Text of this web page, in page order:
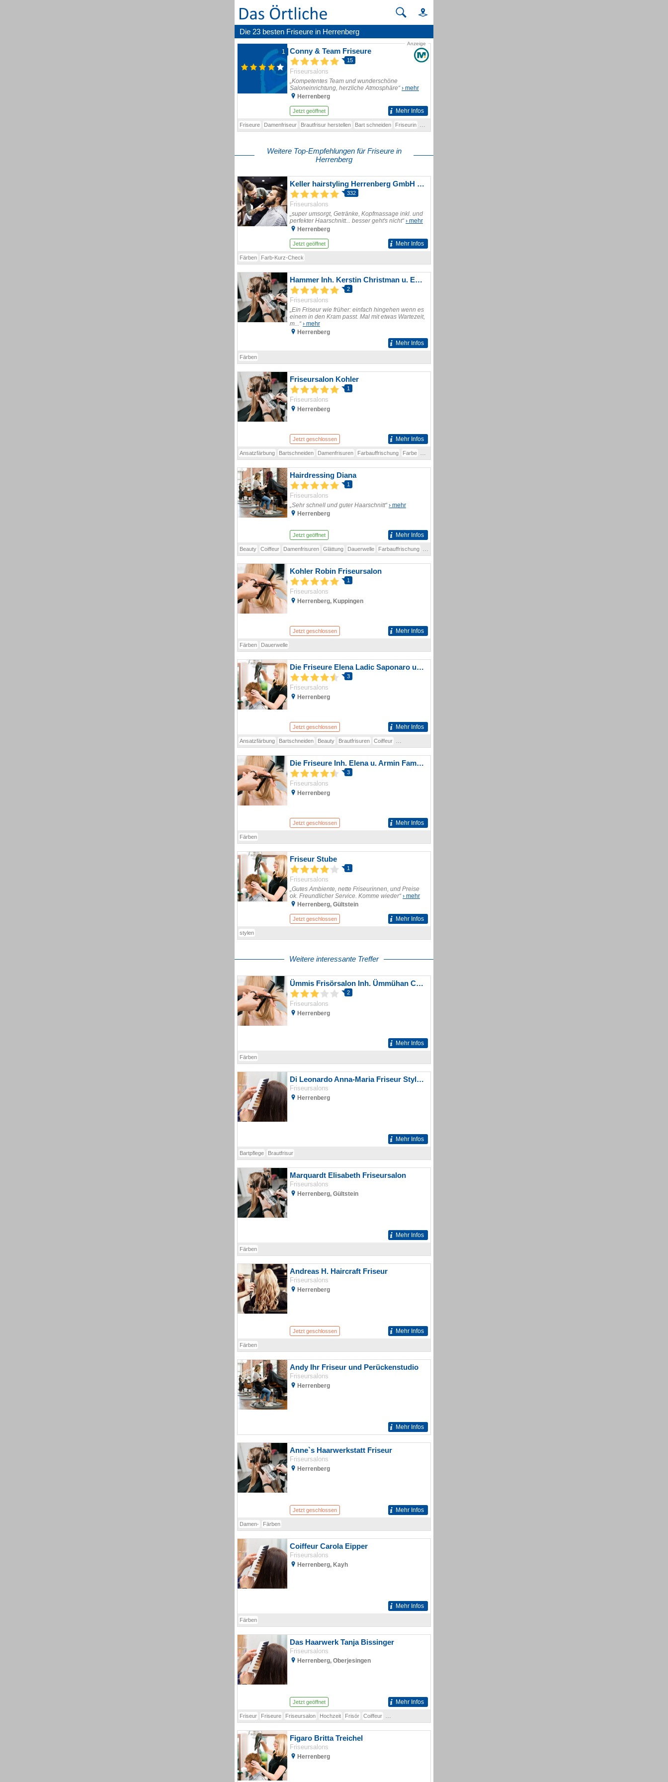
Die 23 besten Friseure in Herrenberg
Anzeige
1 Conny & Team Friseure
15
Friseursalons
„Kompetentes Team und wunderschöne
Saloneinrichtung, herzliche Atmosphäre“› mehr
Herrenberg
Jetzt geöffnet Mehr Infos
Friseure Damenfriseur Brautfrisur herstellen Bart schneiden Friseurin
Weitere Top-Empfehlungen für Friseure in
Herrenberg
Keller hairstyling Herrenberg GmbH Friseursalon
332
Friseursalons
„super umsorgt, Getränke, Kopfmassage inkl. und
perfekter Haarschnitt... besser geht's nicht“› mehr
Herrenberg
Jetzt geöffnet Mehr Infos
Färben Farb-Kurz-Check
Hammer Inh. Kerstin Christman u. Evelyn Hafemann Friseursalon
2
Friseursalons
„Ein Friseur wie früher: einfach hingehen wenn es
einem in den Kram passt. Mal mit etwas Wartezeit,
m...“› mehr
Herrenberg
Mehr Infos
Färben
Friseursalon Kohler
1
Friseursalons
Herrenberg
Jetzt geschlossen Mehr Infos
Ansatzfärbung Bartschneiden Damenfrisuren Farbauffrischung Farbe
Hairdressing Diana
1
Friseursalons
„Sehr schnell und guter Haarschnitt“› mehr
Herrenberg
Jetzt geöffnet Mehr Infos
Beauty Coiffeur Damenfrisuren Glättung Dauerwelle Farbauffrischung
Kohler Robin Friseursalon
1
Friseursalons
Herrenberg, Kuppingen
Jetzt geschlossen Mehr Infos
Färben Dauerwelle
Die Friseure Elena Ladic Saponaro u.Armin Famula
3
Friseursalons
Herrenberg
Jetzt geschlossen Mehr Infos
Ansatzfärbung Bartschneiden Beauty Brautfrisuren Coiffeur
Die Friseure Inh. Elena u. Armin Famula
3
Friseursalons
Herrenberg
Jetzt geschlossen Mehr Infos
Färben
Friseur Stube
1
Friseursalons
„Gutes Ambiente, nette Friseurinnen, und Preise
ok. Freundlicher Service. Komme wieder“› mehr
Herrenberg, Gültstein
Jetzt geschlossen Mehr Infos
stylen
Weitere interessante Treffer
Ümmis Frisörsalon Inh. Ümmühan Caglayan
2
Friseursalons
Herrenberg
Mehr Infos
Färben
Di Leonardo Anna-Maria Friseur Stylo Unico by Anna
Friseursalons
Herrenberg
Mehr Infos
Bartpflege Brautfrisur
Marquardt Elisabeth Friseursalon
Friseursalons
Herrenberg, Gültstein
Mehr Infos
Färben
Andreas H. Haircraft Friseur
Friseursalons
Herrenberg
Jetzt geschlossen Mehr Infos
Färben
Andy Ihr Friseur und Perückenstudio
Friseursalons
Herrenberg
Mehr Infos
Anne`s Haarwerkstatt Friseur
Friseursalons
Herrenberg
Jetzt geschlossen Mehr Infos
Damen- Färben
Coiffeur Carola Eipper
Friseursalons
Herrenberg, Kayh
Mehr Infos
Färben
Das Haarwerk Tanja Bissinger
Friseursalons
Herrenberg, Oberjesingen
Jetzt geöffnet Mehr Infos
Friseur Friseure Friseursalon Hochzeit Frisör Coiffeur
Figaro Britta Treichel
Friseursalons
Herrenberg